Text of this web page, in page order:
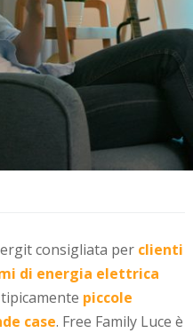
consigliata per clienti
di energia elettrica
piccole
case. Free Family Luce è